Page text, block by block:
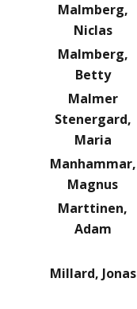
Malmberg,
Niclas
Malmberg,
Betty
Malmer
Stenergard,
Maria
Manhammar,
Magnus
Marttinen,
Adam
Millard, Jonas